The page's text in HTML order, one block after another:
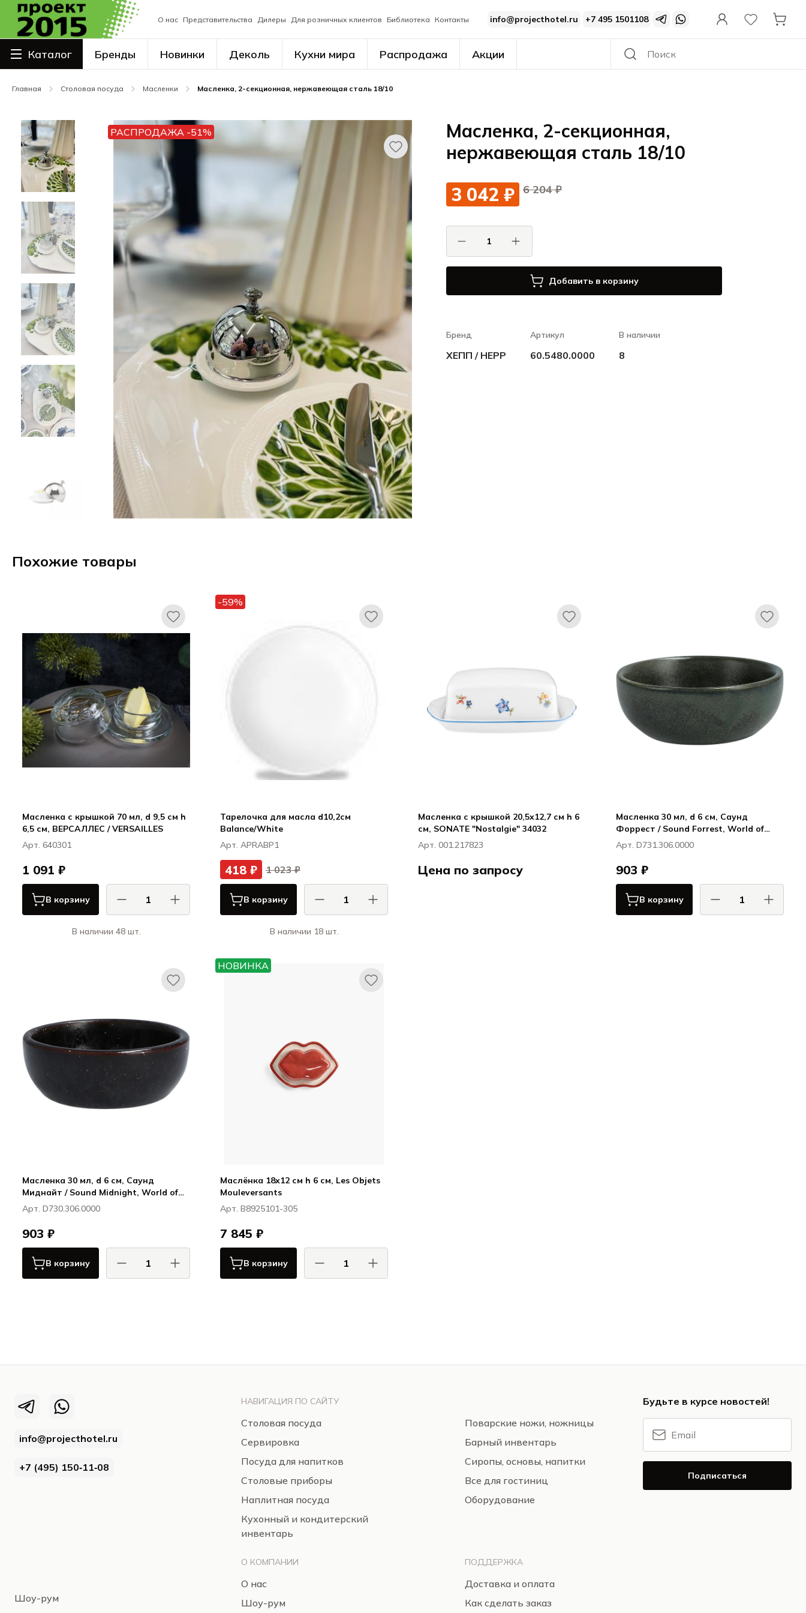
О нас Представительства Дилеры Для розничных клиентов Библиотека Контакты info@projecthotel.ru +7 495 1501108
Каталог Бренды Новинки Деколь Кухни мира Распродажа Акции
Столовая посуда
Сервировка
Столовые приборы
Наплитная посуда
Кухонный и кондитерский
инвентарь
Поварские ножи, ножницы
Барный инвентарь
Сиропы, основы, напитки
Все для гостиниц
Оборудование
Главная Столовая посуда Масленки Масленка, 2-секционная, нержавеющая сталь 18/10
РАСПРОДАЖА -51%
Масленка, 2-секционная,
нержавеющая сталь 18/10
3 042 ₽
6 204 ₽
Добавить в корзину
Бренд
ХЕПП / HEPP
Артикул
60.5480.0000
В наличии
8
Похожие товары
Масленка с крышкой 70 мл, d 9,5 см h
6,5 см, ВЕРСАЛЛЕС / VERSAILLES
Арт. 640301
1 091 ₽
В корзину
В наличии 48 шт.
-59%
Тарелочка для масла d10,2см
Balance/White
Арт. APRABP1
418 ₽ 1 023 ₽
В корзину
В наличии 18 шт.
Масленка с крышкой 20,5x12,7 см h 6
см, SONATE "Nostalgie" 34032
Арт. 001.217823
Цена по запросу
Масленка 30 мл, d 6 см, Саунд
Форрест / Sound Forrest, World of
Colours
Арт. D731.306.0000
903 ₽
В корзину
Масленка 30 мл, d 6 см, Саунд
Миднайт / Sound Midnight, World of
Colours
Арт. D730.306.0000
903 ₽
В корзину
НОВИНКА
Маслёнка 18x12 см h 6 см, Les Objets
Mouleversants
Арт. B8925101-305
7 845 ₽
В корзину
info@projecthotel.ru
+7 (495) 150‑11‑08
Шоу-рум
НАВИГАЦИЯ ПО САЙТУ
Столовая посуда
Сервировка
Посуда для напитков
Столовые приборы
Наплитная посуда
Кухонный и кондитерский
инвентарь
Поварские ножи, ножницы
Барный инвентарь
Сиропы, основы, напитки
Все для гостиниц
Оборудование
О КОМПАНИИ
О нас
Шоу-рум
ПОДДЕРЖКА
Доставка и оплата
Как сделать заказ
Будьте в курсе новостей!
Подписаться